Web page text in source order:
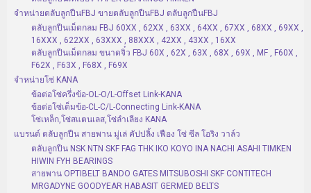
จำหน่ายตลับลูกปืนFBJ ขายตลับลูกปืนFBJ ตลับลูกปืนFBJ
ตลับลูกปืนเม็ดกลม FBJ 60XX , 62XX , 63XX , 64XX , 67XX , 68XX , 69XX ,
16XXX , 622XX , 63XXX , 88XXX , 42XX , 43XX , 16XX
ตลับลูกปืนเม็ดกลม ขนาดจิ๋ว FBJ 60X , 62X , 63X , 68X , 69X , MF , F60X ,
F62X , F63X , F68X , F69X
จำหน่ายโซ่ KANA
ข้อต่อโซ่ครึ่งข้อ-OL-O/L-Offset Link-KANA
ข้อต่อโซ่เต็มข้อ-CL-C/L-Connecting Link-KANA
โซ่เหล็ก,โซ่สแตนเลส,โซ่ลำเลียง KANA
แบรนด์ ตลับลูกปืน สายพาน มู่เล่ คัปปลิ้ง เฟือง โซ่ ซีล โอริง วาล์ว
ตลับลูกปืน NSK NTN SKF FAG THK IKO KOYO INA NACHI ASAHI TIMKEN
HIWIN FYH BEARINGS
สายพาน OPTIBELT BANDO GATES MITSUBOSHI SKF CONTITECH
MRGADYNE GOODYEAR HABASIT GERMED BELTS